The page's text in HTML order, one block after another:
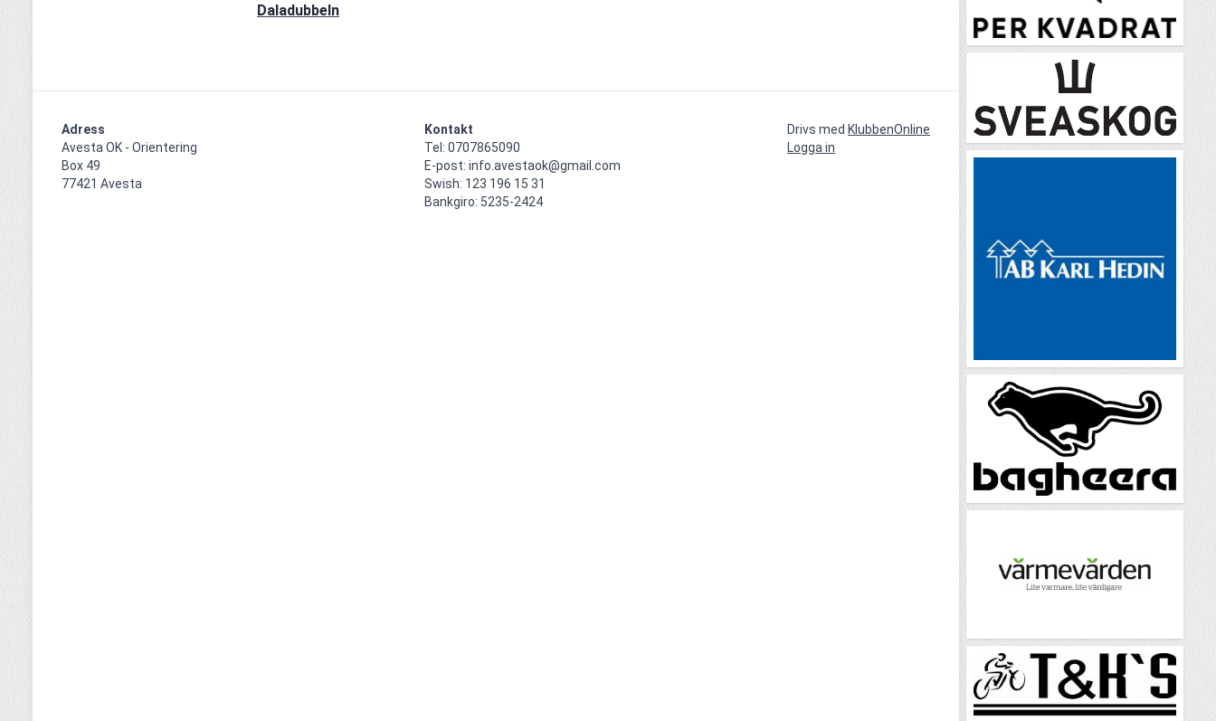
Daladubbeln
Adress
Avesta OK - Orientering
Box 49
77421 Avesta
Kontakt
Tel: 0707865090
E-post: info.avestaok@gmail.com
Swish: 123 196 15 31
Bankgiro: 5235-2424
Drivs med KlubbenOnline
Logga in